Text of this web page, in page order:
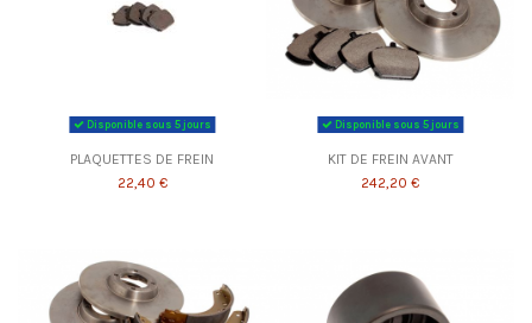
Disponible sous 5 jours
PLAQUETTES DE FREIN
22,40 €
Disponible sous 5 jours
KIT DE FREIN AVANT
242,20 €